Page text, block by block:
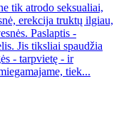
tik atrodo seksualiai,
erekcija truktų ilgiau,
Paslaptis -
Jis tiksliai spaudžia
- tarpvietę - ir
tiek...